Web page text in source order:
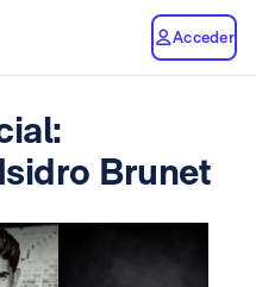
Acceder
Brunet